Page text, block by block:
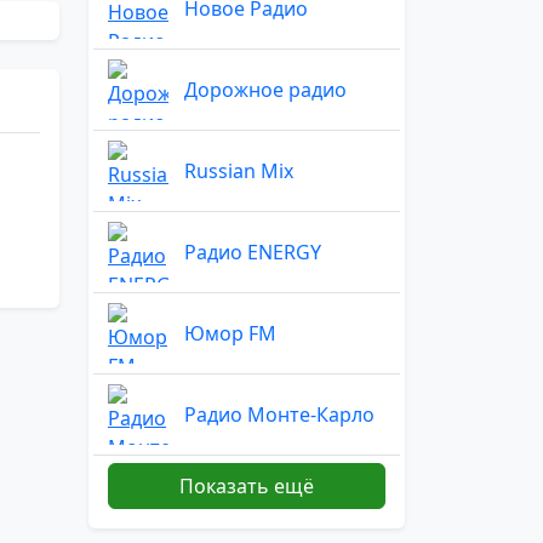
Новое Радио
Дорожное радио
Russian Mix
Радио ENERGY
Юмор FM
Радио Монте-Карло
Радио Маяк
Показать ещё